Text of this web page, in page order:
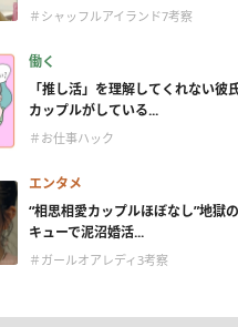
＃シャッフルアイランド7考察
働く
「推し活」を理解してくれない彼
カップルがしている...
＃お仕事ハック
エンタメ
“相思相愛カップルほぼなし”地獄
キューで泥沼婚活...
＃ガールオアレディ3考察